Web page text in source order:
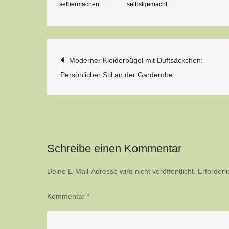
selbermachen selbstgemacht
Beitragsnavigation
Moderner Kleiderbügel mit Duftsäckchen:
Persönlicher Stil an der Garderobe
Schreibe einen Kommentar
Deine E-Mail-Adresse wird nicht veröffentlicht.
Kommentar *